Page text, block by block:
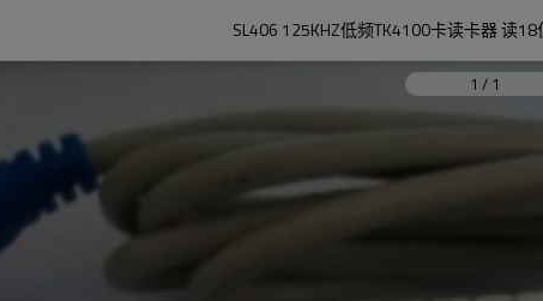
SL406 125KHZ低频TK4100卡读卡器 读
1 / 1